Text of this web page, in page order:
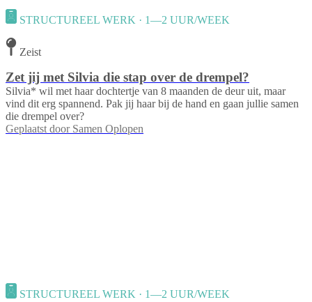
STRUCTUREEL WERK · 1—2 UUR/WEEK
Zeist
Zet jij met Silvia die stap over de drempel?
Silvia* wil met haar dochtertje van 8 maanden de deur uit, maar
vind dit erg spannend. Pak jij haar bij de hand en gaan jullie samen
die drempel over?
Geplaatst door Samen Oplopen
STRUCTUREEL WERK · 1—2 UUR/WEEK